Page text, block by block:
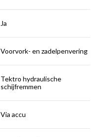
Ja
Voorvork- en zadelpenvering
Tektro hydraulische
schijfremmen
Via accu